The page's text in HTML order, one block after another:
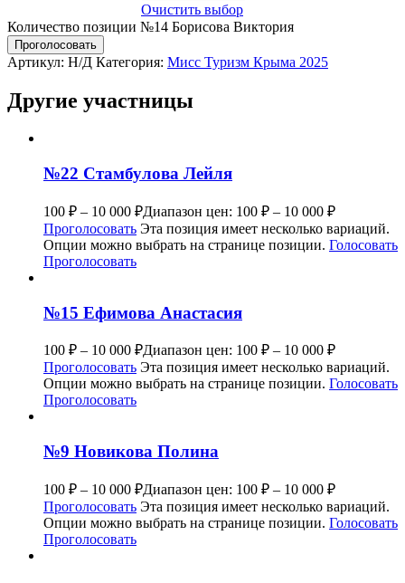
Очистить выбор
Количество позиции №14 Борисова Виктория
Проголосовать
Артикул: Н/Д Категория: Мисс Туризм Крыма 2025
Другие участницы
№22 Стамбулова Лейля
100 ₽ – 10 000 ₽Диапазон цен: 100 ₽ – 10 000 ₽
Проголосовать Эта позиция имеет несколько вариаций.
Опции можно выбрать на странице позиции. Голосовать
Проголосовать
№15 Ефимова Анастасия
100 ₽ – 10 000 ₽Диапазон цен: 100 ₽ – 10 000 ₽
Проголосовать Эта позиция имеет несколько вариаций.
Опции можно выбрать на странице позиции. Голосовать
Проголосовать
№9 Новикова Полина
100 ₽ – 10 000 ₽Диапазон цен: 100 ₽ – 10 000 ₽
Проголосовать Эта позиция имеет несколько вариаций.
Опции можно выбрать на странице позиции. Голосовать
Проголосовать